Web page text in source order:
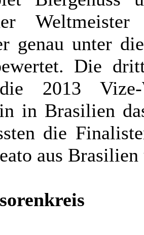
genau unter
Die
2013
in Brasilien
die
aus Brasilien